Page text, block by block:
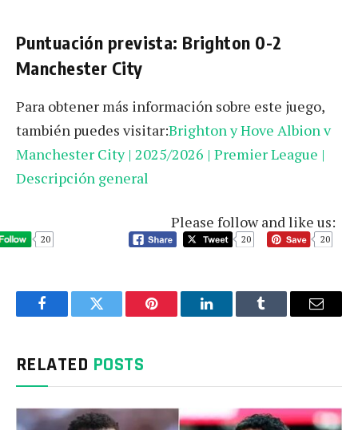
Puntuación prevista: Brighton 0-2
Manchester City
Para obtener más información sobre este juego,
también puedes visitar:Brighton y Hove Albion v
Manchester City | 2025/2026 | Premier League |
Descripción general
Please follow and like us:
20 20 20
FacebookTwitter Pinterest LinkedInTumblr Email
RELATED POSTS